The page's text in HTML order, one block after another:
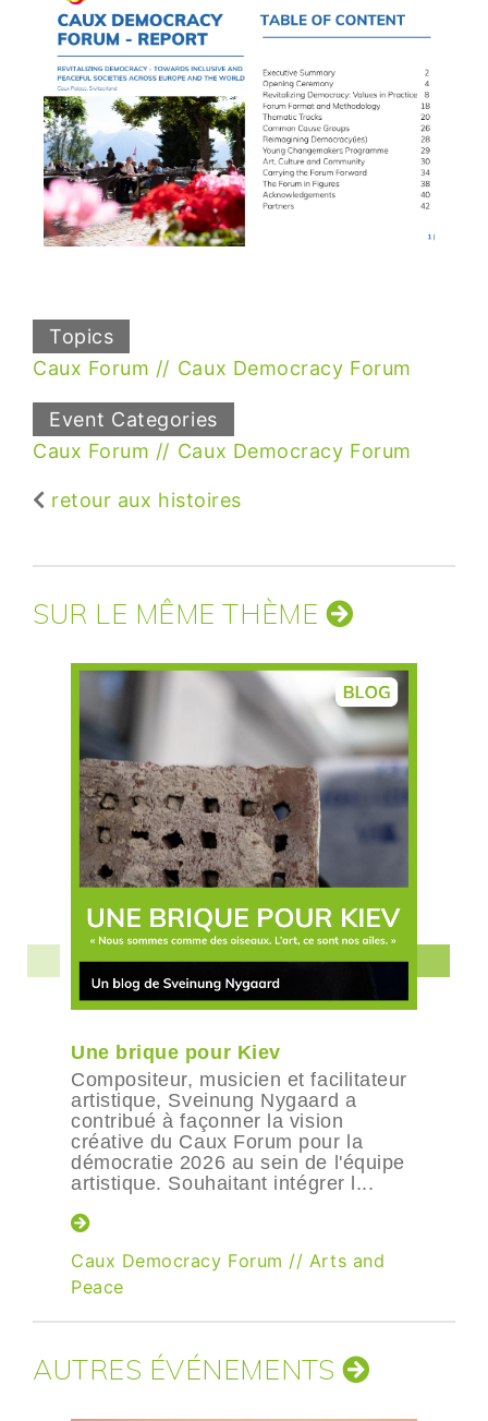
Topics
Caux Forum
Caux Democracy Forum
Event Categories
Caux Forum
Caux Democracy Forum
retour aux histoires
SUR LE MÊME THÈME
Une brique pour Kiev
Compositeur, musicien et facilitateur
artistique, Sveinung Nygaard a
contribué à façonner la vision
créative du Caux Forum pour la
démocratie 2026 au sein de l'équipe
artistique. Souhaitant intégrer l...
Caux Democracy Forum // Arts and
Peace
AUTRES ÉVÉNEMENTS